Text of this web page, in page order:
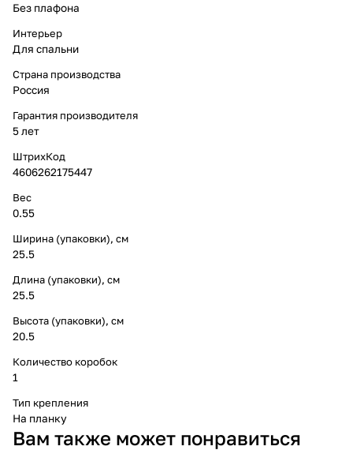
Без плафона
Интерьер
Для спальни
Страна производства
Россия
Гарантия производителя
5 лет
ШтрихКод
4606262175447
Вес
0.55
Ширина (упаковки), см
25.5
Длина (упаковки), см
25.5
Высота (упаковки), см
20.5
Количество коробок
1
Тип крепления
На планку
Вам также может понравиться